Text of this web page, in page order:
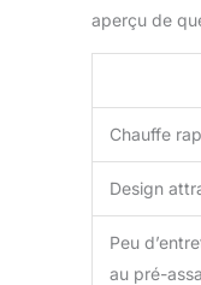
aperçu de
Chauffe
Design
Peu
au pré-